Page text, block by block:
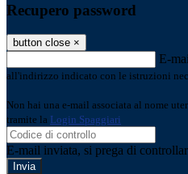
Recupero password
button close ×
E-
all'indirizzo indicato con le istruzioni
Non hai una e-mail associata al nome
tramite la Login Spaggiari
E-mail inviata, si prega di